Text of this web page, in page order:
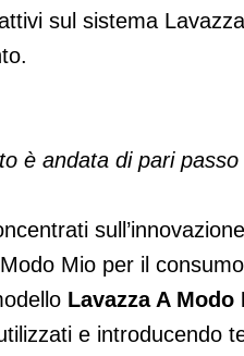
sul sistema
è andata di pari
Mio per il
Lavazza A
e introducendo